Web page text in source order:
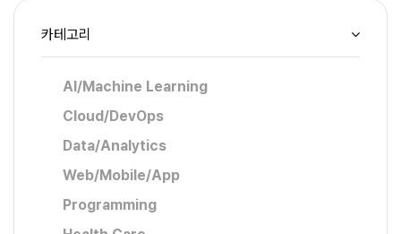
카테고리
AI/Machine Learning
Cloud/DevOps
Data/Analytics
Web/Mobile/App
Programming